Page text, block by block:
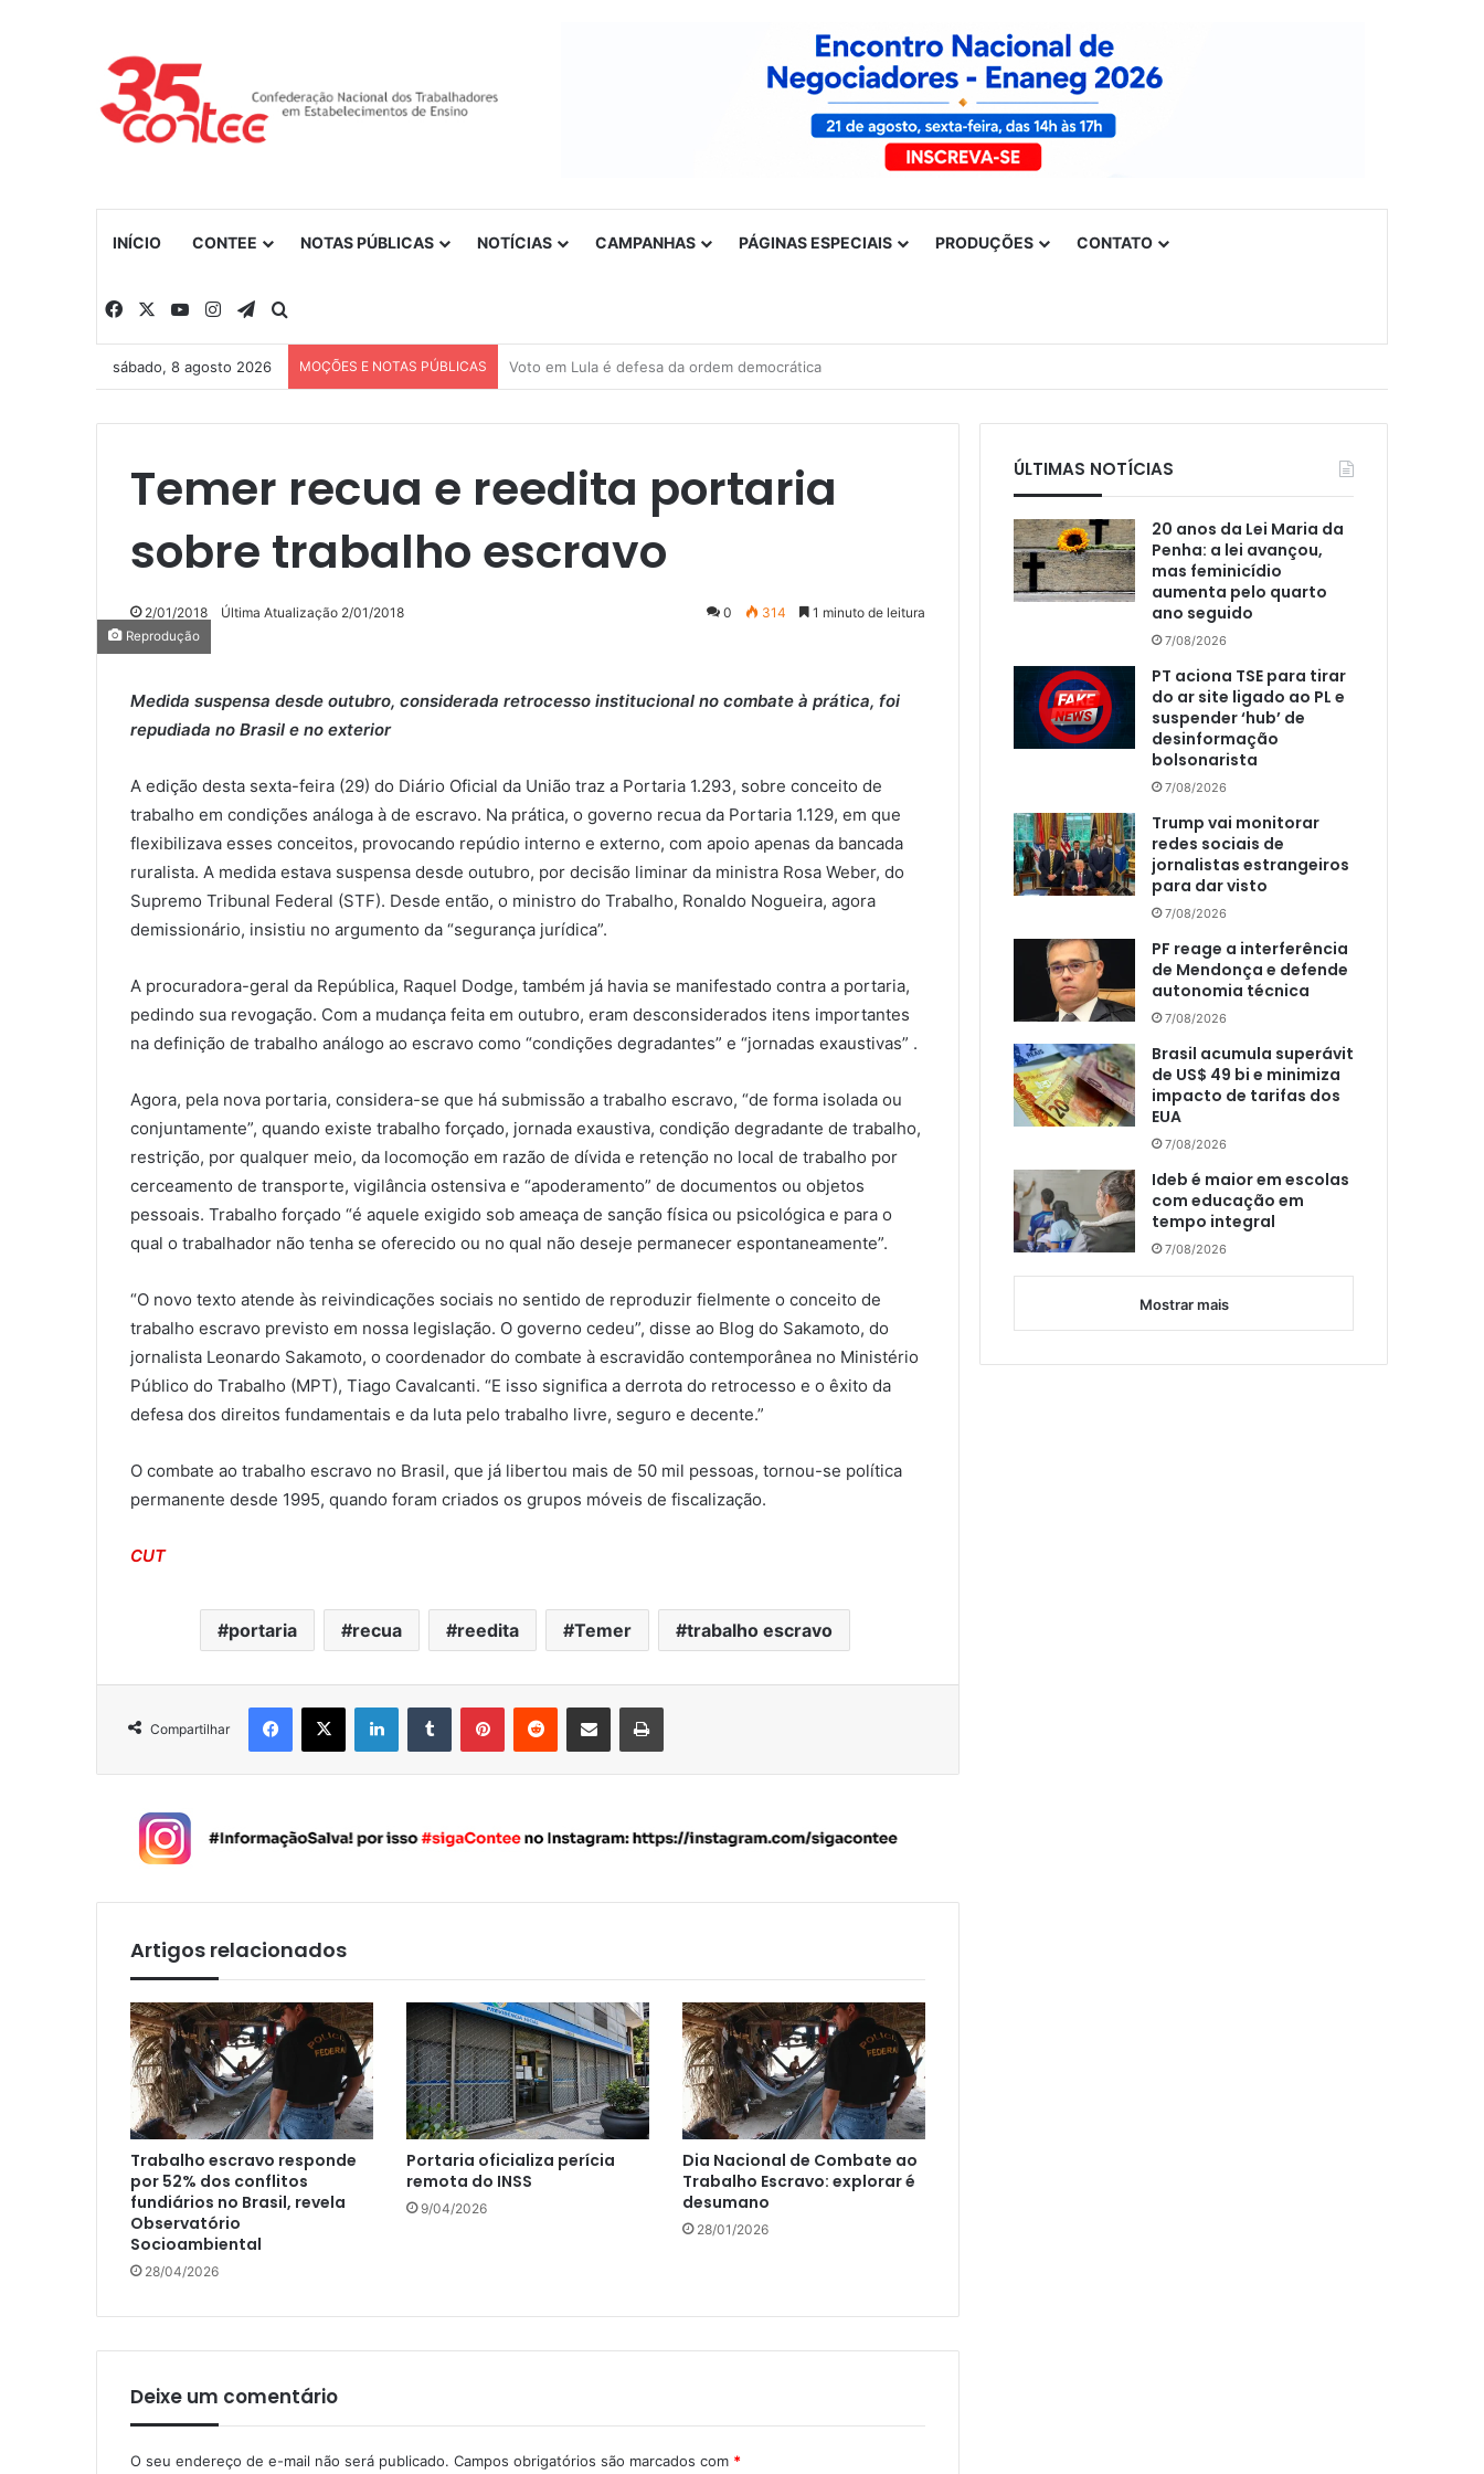
INÍCIO CONTEE NOTAS PÚBLICAS NOTÍCIAS CAMPANHAS PÁGINAS ESPECIAIS PRODUÇÕES CONTATO
Facebook YouTubeInstagramTelegram
sábado, 8 agosto 2026 MOÇÕES E NOTAS PÚBLICAS Nota de solidariedade ao povo venezuelano
Temer recua e reedita portaria
sobre trabalho escravo
2/01/2018 Última Atualização 2/01/2018 0 314 1 minuto de leitura
Reprodução
Medida suspensa desde outubro, considerada retrocesso institucional no combate à prática, foi
repudiada no Brasil e no exterior
A edição desta sexta-feira (29) do Diário Oficial da União traz a Portaria 1.293, sobre conceito de
trabalho em condições análoga à de escravo. Na prática, o governo recua da Portaria 1.129, em que
flexibilizava esses conceitos, provocando repúdio interno e externo, com apoio apenas da bancada
ruralista. A medida estava suspensa desde outubro, por decisão liminar da ministra Rosa Weber, do
Supremo Tribunal Federal (STF). Desde então, o ministro do Trabalho, Ronaldo Nogueira, agora
demissionário, insistiu no argumento da “segurança jurídica”.
A procuradora-geral da República, Raquel Dodge, também já havia se manifestado contra a portaria,
pedindo sua revogação. Com a mudança feita em outubro, eram desconsiderados itens importantes
na definição de trabalho análogo ao escravo como “condições degradantes” e “jornadas exaustivas” .
Agora, pela nova portaria, considera-se que há submissão a trabalho escravo, “de forma isolada ou
conjuntamente”, quando existe trabalho forçado, jornada exaustiva, condição degradante de trabalho,
restrição, por qualquer meio, da locomoção em razão de dívida e retenção no local de trabalho por
cerceamento de transporte, vigilância ostensiva e “apoderamento” de documentos ou objetos
pessoais. Trabalho forçado “é aquele exigido sob ameaça de sanção física ou psicológica e para o
qual o trabalhador não tenha se oferecido ou no qual não deseje permanecer espontaneamente”.
“O novo texto atende às reivindicações sociais no sentido de reproduzir fielmente o conceito de
trabalho escravo previsto em nossa legislação. O governo cedeu”, disse ao Blog do Sakamoto, do
jornalista Leonardo Sakamoto, o coordenador do combate à escravidão contemporânea no Ministério
Público do Trabalho (MPT), Tiago Cavalcanti. “E isso significa a derrota do retrocesso e o êxito da
defesa dos direitos fundamentais e da luta pelo trabalho livre, seguro e decente.”
O combate ao trabalho escravo no Brasil, que já libertou mais de 50 mil pessoas, tornou-se política
permanente desde 1995, quando foram criados os grupos móveis de fiscalização.
CUT
portaria recua reedita Temer trabalho escravo
Compartilhar
Artigos relacionados
Trabalho escravo responde
por 52% dos conflitos
fundiários no Brasil, revela
Observatório
Socioambiental
28/04/2026
Portaria oficializa perícia
remota do INSS
9/04/2026
Dia Nacional de Combate ao
Trabalho Escravo: explorar é
desumano
28/01/2026
Deixe um comentário
O seu endereço de e-mail não será publicado. Campos obrigatórios são marcados com *
ÚLTIMAS NOTÍCIAS
20 anos da Lei Maria da
Penha: a lei avançou,
mas feminicídio
aumenta pelo quarto
ano seguido
7/08/2026
PT aciona TSE para tirar
do ar site ligado ao PL e
suspender ‘hub’ de
desinformação
bolsonarista
7/08/2026
Trump vai monitorar
redes sociais de
jornalistas estrangeiros
para dar visto
7/08/2026
PF reage a interferência
de Mendonça e defende
autonomia técnica
7/08/2026
Brasil acumula superávit
de US$ 49 bi e minimiza
impacto de tarifas dos
EUA
7/08/2026
Ideb é maior em escolas
com educação em
tempo integral
7/08/2026
Mostrar mais